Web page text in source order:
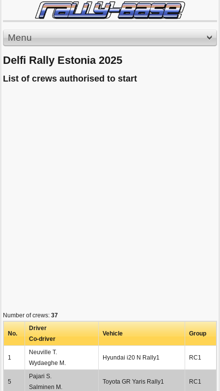
Menu
Delfi Rally Estonia 2025
List of crews authorised to start
Number of crews: 37
No.
Driver
Co-driver
Vehicle Group
1
Neuville T.
Wydaeghe M.
Hyundai i20 N Rally1 RC1
5
Pajari S.
Salminen M.
Toyota GR Yaris Rally1 RC1